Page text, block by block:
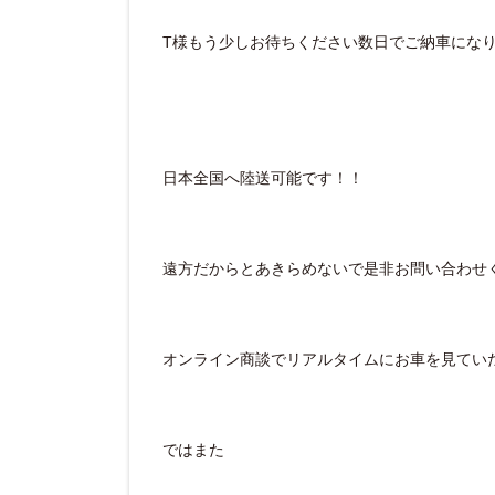
T様もう少しお待ちください数日でご納車にな
日本全国へ陸送可能です！！
遠方だからとあきらめないで是非お問い合わせ
オンライン商談でリアルタイムにお車を見てい
ではまた